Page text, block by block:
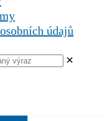
údajů
✕